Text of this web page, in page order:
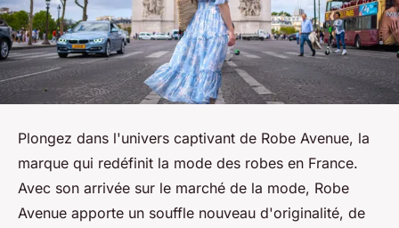
Plongez dans l'univers captivant de Robe Avenue, la
marque qui redéfinit la mode des robes en France.
Avec son arrivée sur le marché de la mode, Robe
Avenue apporte un souffle nouveau d'originalité, de